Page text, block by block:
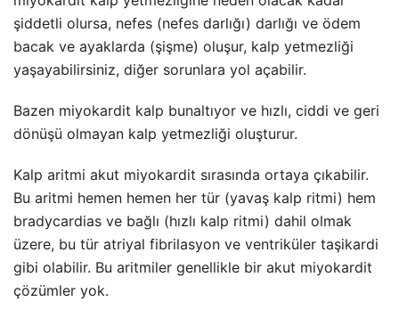
şiddetli olursa, nefes (nefes darlığı) darlığı ve ödem
bacak ve ayaklarda (şişme) oluşur, kalp yetmezliği
yaşayabilirsiniz, diğer sorunlara yol açabilir.
Bazen miyokardit kalp bunaltıyor ve hızlı, ciddi ve geri
dönüşü olmayan kalp yetmezliği oluşturur.
Kalp aritmi akut miyokardit sırasında ortaya çıkabilir.
Bu aritmi hemen hemen her tür (yavaş kalp ritmi) hem
bradycardias ve bağlı (hızlı kalp ritmi) dahil olmak
üzere, bu tür atriyal fibrilasyon ve ventriküler taşikardi
gibi olabilir. Bu aritmiler genellikle bir akut miyokardit
çözümler yok.